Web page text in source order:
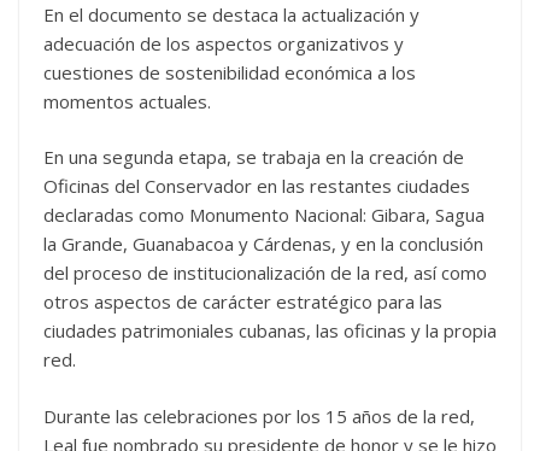
En el documento se destaca la actualización y
adecuación de los aspectos organizativos y
cuestiones de sostenibilidad económica a los
momentos actuales.
En una segunda etapa, se trabaja en la creación de
Oficinas del Conservador en las restantes ciudades
declaradas como Monumento Nacional: Gibara, Sagua
la Grande, Guanabacoa y Cárdenas, y en la conclusión
del proceso de institucionalización de la red, así como
otros aspectos de carácter estratégico para las
ciudades patrimoniales cubanas, las oficinas y la propia
red.
Durante las celebraciones por los 15 años de la red,
Leal fue nombrado su presidente de honor y se le hizo